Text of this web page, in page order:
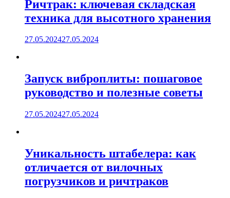
Ричтрак: ключевая складская
техника для высотного хранения
27.05.202427.05.2024
Запуск виброплиты: пошаговое
руководство и полезные советы
27.05.202427.05.2024
Уникальность штабелера: как
отличается от вилочных
погрузчиков и ричтраков